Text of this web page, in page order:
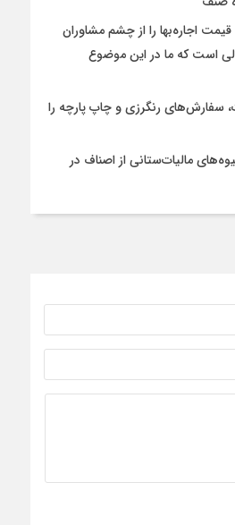
اجاره‌بها را از چشم مشاوران
است که ما در این موضوع
سفارش‌های رنگرزی و چاپ پارچه را
مالیات‌ستانی از اصناف در